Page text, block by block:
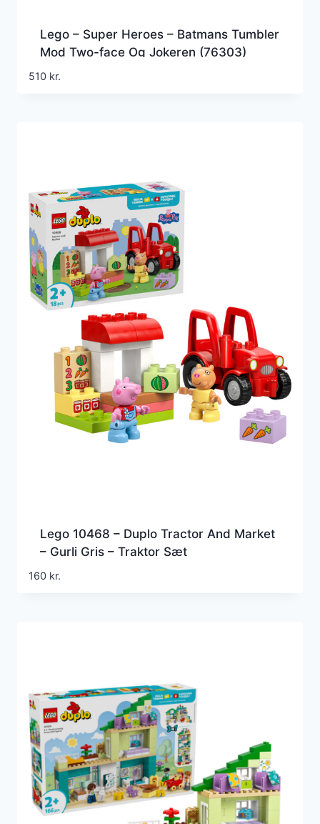
Lego – Super Heroes – Batmans Tumbler
Mod Two-face Og Jokeren (76303)
510 kr.
Lego 10468 – Duplo Tractor And Market
– Gurli Gris – Traktor Sæt
160 kr.